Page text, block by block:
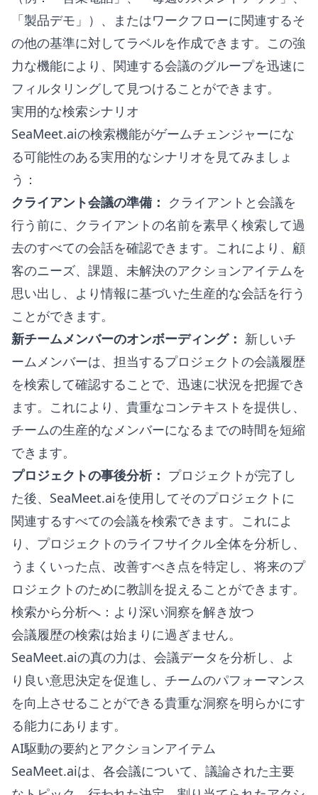
「製品デモ」）、またはワークフローに関連するそ
の他の基準に対してラベルを作成できます。この強
力な機能により、関連する会議のグループを迅速に
フィルタリングして見つけることができます。
実用的な検索シナリオ
SeaMeet.aiの検索機能がゲームチェンジャーにな
る可能性のある実用的なシナリオを見てみましょ
う：
クライアント会議の準備： クライアントと会議を
行う前に、クライアントの名前を素早く検索して過
去のすべての会話を確認できます。これにより、顧
客のニーズ、課題、未解決のアクションアイテムを
思い出し、より情報に基づいた生産的な会話を行う
ことができます。
新チームメンバーのオンボーディング： 新しいチ
ームメンバーは、担当するプロジェクトの会議履歴
を検索して確認することで、迅速に状況を把握でき
ます。これにより、貴重なコンテキストを提供し、
チームの生産的なメンバーになるまでの時間を短縮
できます。
プロジェクトの事後分析： プロジェクトが完了し
た後、SeaMeet.aiを使用してそのプロジェクトに
関連するすべての会議を検索できます。これによ
り、プロジェクトのライフサイクル全体を分析し、
うまくいった点、改善すべき点を特定し、将来のプ
ロジェクトのために教訓を捉えることができます。
検索から分析へ：より深い洞察を解き放つ
会議履歴の検索は始まりに過ぎません。
SeaMeet.aiの真の力は、会議データを分析し、よ
り良い意思決定を促進し、チームのパフォーマンス
を向上させることができる貴重な洞察を明らかにす
る能力にあります。
AI駆動の要約とアクションアイテム
SeaMeet.aiは、各会議について、議論された主要